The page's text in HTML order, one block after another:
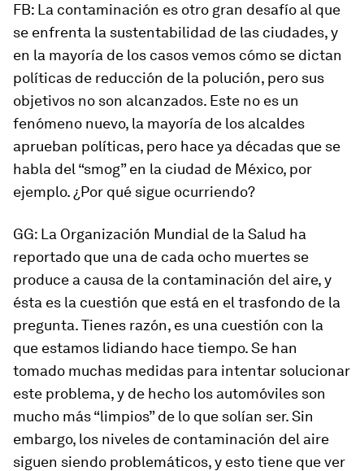
FB: La contaminación es otro gran desafío al que
se enfrenta la sustentabilidad de las ciudades, y
en la mayoría de los casos vemos cómo se dictan
políticas de reducción de la polución, pero sus
objetivos no son alcanzados. Este no es un
fenómeno nuevo, la mayoría de los alcaldes
aprueban políticas, pero hace ya décadas que se
habla del “smog” en la ciudad de México, por
ejemplo. ¿Por qué sigue ocurriendo?
GG: La Organización Mundial de la Salud ha
reportado que una de cada ocho muertes se
produce a causa de la contaminación del aire, y
ésta es la cuestión que está en el trasfondo de la
pregunta. Tienes razón, es una cuestión con la
que estamos lidiando hace tiempo. Se han
tomado muchas medidas para intentar solucionar
este problema, y de hecho los automóviles son
mucho más “limpios” de lo que solían ser. Sin
embargo, los niveles de contaminación del aire
siguen siendo problemáticos, y esto tiene que ver